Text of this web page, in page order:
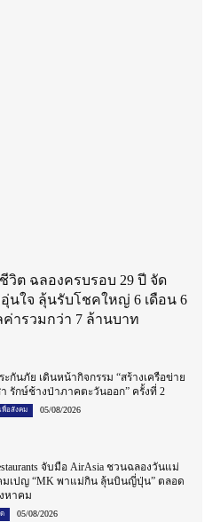
วิต ฉลองครบรอบ 29 ปี จัด
นใจ ลุ้นรับโชคใหญ่ 6 เดือน 6
ารวมกว่า 7 ล้านบาท
ะกันภัย เดินหน้ากิจกรรม “สร้างเครือข่าย
รักษ์ช้างป่าภาคตะวันออก” ครั้งที่ 2
พื่อสังคม 05/08/2026
จับมือ AirAsia ชวนฉลองวันแม่
เปญ “MK พาแม่กิน ลุ้นบินญี่ปุ่น” ตลอด
หาคม
05/08/2026